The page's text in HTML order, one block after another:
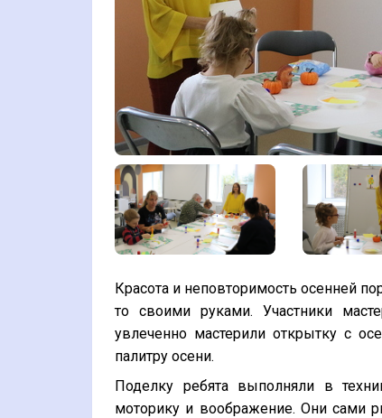
Красота и неповторимость осенней
то своими руками. Участники
увлеченно мастерили открытку с
палитру осени.
Поделку ребята выполняли в
моторику и воображение. Они сами